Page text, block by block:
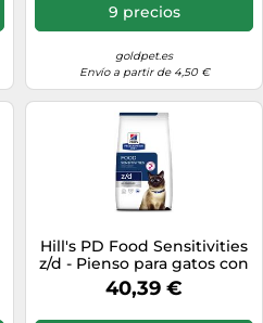
9 precios
goldpet.es
Envío a partir de 4,50 €
Hill's PD Food Sensitivities
z/d - Pienso para gatos con
sensibilidades alimentarias
- Cantidad: 3 kg
40,39 €